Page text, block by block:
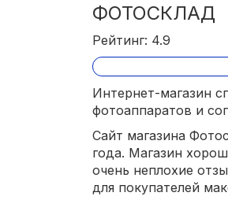
ФОТОСКЛАД
Рейтинг: 4.9
Интернет-магазин
фотоаппаратов и
Сайт магазина
года. Магазин
очень неплохие
для покупателей